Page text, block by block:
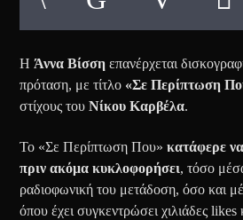
ΗΆννα Βίσση επανέρχεται
πρόταση, με τίτλο «Σε Περίπτωση
στίχους τουΝίκου Καρβέλα.
To «Σε Περίπτωση Που»κατάφερε
πριν ακόμα κυκλοφορήσει, τόσο
ραδιοφωνική του μετάδοση, όσο και
όπου έχει συγκεντρώσει χιλιάδες